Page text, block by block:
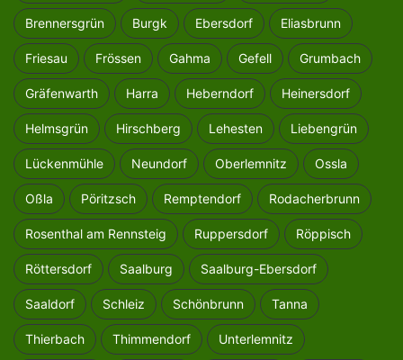
Brennersgrün Burgk Ebersdorf Eliasbrunn
Friesau Frössen Gahma Gefell Grumbach
Gräfenwarth Harra Heberndorf Heinersdorf
Helmsgrün Hirschberg Lehesten Liebengrün
Lückenmühle Neundorf Oberlemnitz Ossla
Oßla Pöritzsch Remptendorf Rodacherbrunn
Rosenthal am Rennsteig Ruppersdorf Röppisch
Röttersdorf Saalburg Saalburg-Ebersdorf
Saaldorf Schleiz Schönbrunn Tanna
Thierbach Thimmendorf Unterlemnitz